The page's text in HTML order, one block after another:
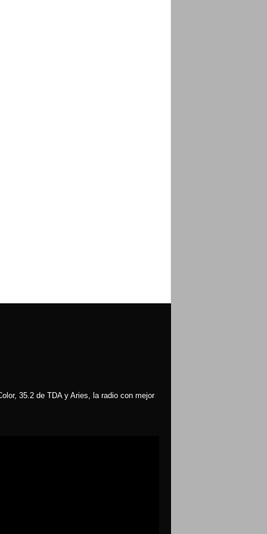
35.2 de TDA y Aries, la radio con mejor